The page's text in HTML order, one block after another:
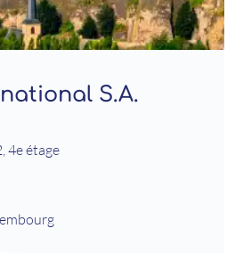
S.A.
4e étage